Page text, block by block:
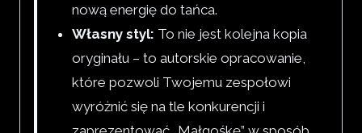
nową energię do tańca.
Własny styl: To nie jest kolejna kopia
oryginału – to autorskie opracowanie,
które pozwoli Twojemu zespołowi
wyróżnić się na tle konkurencji i